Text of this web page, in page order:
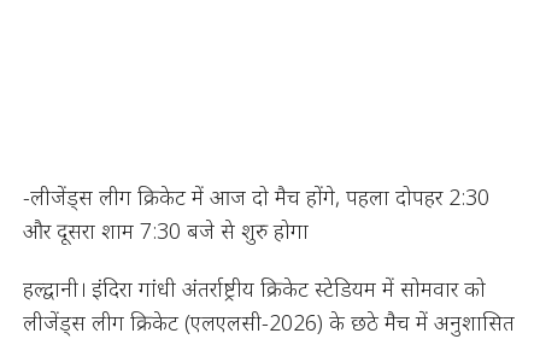
-लीजेंड्स लीग क्रिकेट में आज दो मैच होंगे, पहला दोपहर 2:30
और दूसरा शाम 7:30 बजे से शुरु होगा
हल्द्वानी। इंदिरा गांधी अंतर्राष्ट्रीय क्रिकेट स्टेडियम में सोमवार को
लीजेंड्स लीग क्रिकेट (एलएलसी-2026) के छठे मैच में अनुशासित